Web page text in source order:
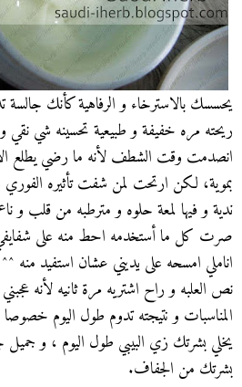
ريحته مره خفيفة و طبيعية تحسينه شي نقي
انصدمت وقت الشطف لأنه ما رضي يطلع
بموية، لكن ارتحت لمن شفت تأثيره
ندية و فيها لمعة حلوه و مترطبه من قلب و
صرت كل ما أستخدمه احط منه على شفايفي
اناملي امسحه على يديني عشان استفيد
نص العلبه و راح اشتريه مرة ثانيه لأنه
المناسبات و نتيجته تدوم طول اليوم
يخلي بشرتك زي البيبي طول اليوم ، و
بشرتك من الجفاف.